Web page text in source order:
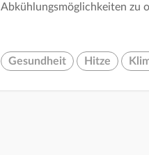
Abkühlungsmöglichkeiten zu
Gesundheit Hitze